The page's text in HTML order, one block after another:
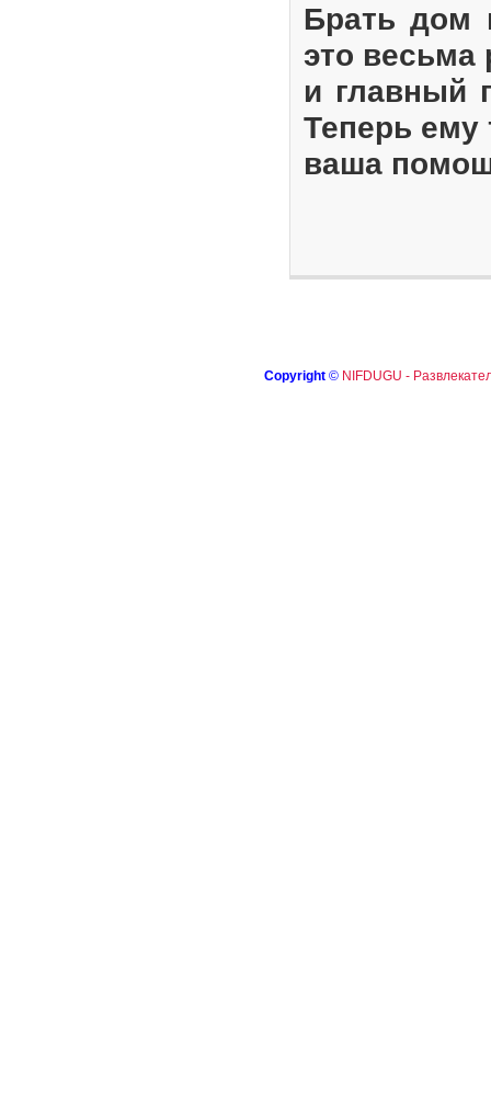
Брать дом
это весьма
и главный
Теперь ему
ваша
Copyright © NIFDUGU -